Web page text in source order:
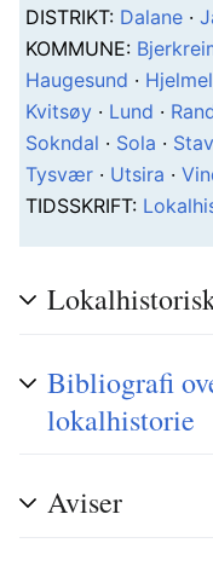
DISTRIKT: Dalane ·
KOMMUNE:
Haugesund ·
Kvitsøy · Lund ·
Sokndal · Sola ·
Tysvær · Utsira ·
TIDSSKRIFT:
Bibliografi
lokalhistorie
Aviser